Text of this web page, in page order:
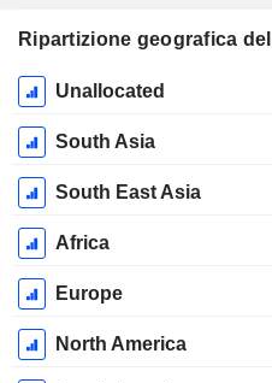
Ripartizione geografica
Periodo
Fiscale:
Dicembre
Unallocated
South Asia
South East Asia
Africa
Europe
North America